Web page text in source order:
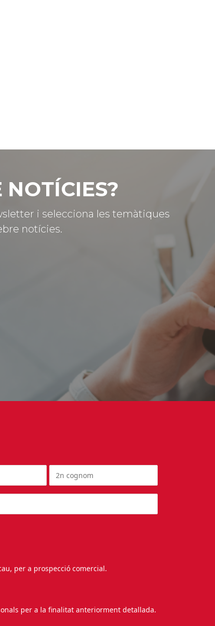
NOTÍCIES?
i selecciona les temàtiques
notícies.
per a prospecció comercial.
per a la finalitat anteriorment detallada.